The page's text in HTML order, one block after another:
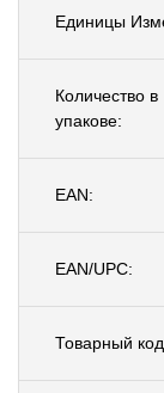
Единицы
Количество в
упакове:
EAN:
EAN/UPC:
Товарный